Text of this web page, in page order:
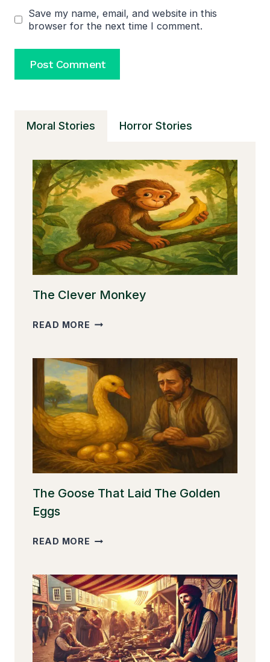
Save my name, email, and website in this
browser for the next time I comment.
Moral Stories Horror Stories
The Clever Monkey
READ MORE THE
The Goose That Laid The Golden
Eggs
READ MORE THE
LAID
THE
GOLDEN
EGGS